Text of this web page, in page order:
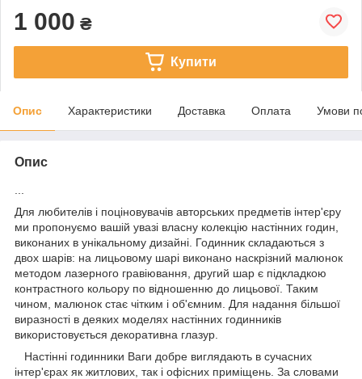
1 000 ₴
Купити
Опис Характеристики Доставка Оплата Умови
Опис
Для любителів і поціновувачів авторських предметів інтер'єру
ми пропонуємо вашій увазі власну колекцію настінних годин,
виконаних в унікальному дизайні. Годинник складаються з
двох шарів: на лицьовому шарі виконано наскрізний малюнок
методом лазерного гравіювання, другий шар є підкладкою
контрастного кольору по відношенню до лицьової. Таким
чином, малюнок стає чітким і об'ємним. Для надання більшої
виразності в деяких моделях настінних годинників
використовується декоративна глазур.
Настінні годинники Ваги добре виглядають в сучасних
інтер'єрах як житлових, так і офісних приміщень. За словами